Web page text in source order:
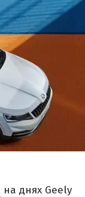
на днях Geely